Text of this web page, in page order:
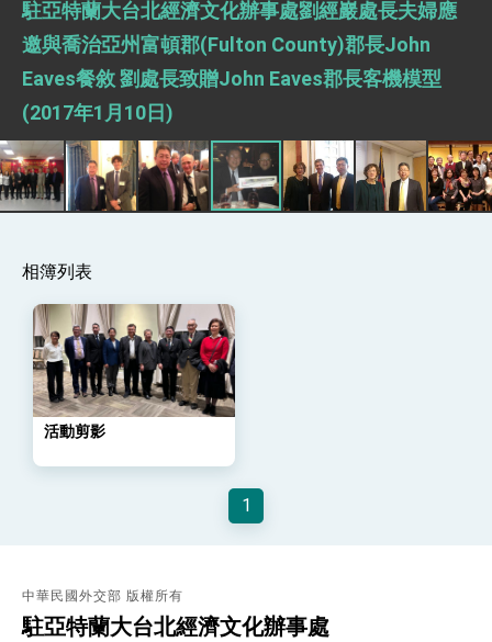
訪問團
外交部長林佳龍接見美國智庫「德國馬歇爾基金
會」訪問團一行，深化跨大西洋戰略夥伴關係
臺美經貿談判獲階段性成果 卓揆期勉爭取時間完
成「臺美對等貿易協定」簽署
利戰略地位 全力支持「臺美對等貿易協定」簽署
外交部與數位發展部攜手合作，整合台灣雄厚數
位實力，達成固邦榮邦目標
總統以「韌性之島，希望之光」為題發表2026新
年談話
總統主持「守護民主台灣國安行動方案」記者
會 強調以實力守護台海和平 以決心掌握國家
命運
變局中 奮起的新臺灣 總統發表國慶演說
賴總統就職演說影片
我國政府將在美國亞利桑納州設立「駐鳳凰城辦
事處」，進一步深化台美交流合作
駐亞特蘭大台北經濟文化辦事處劉經巖處長夫婦應
邀與喬治亞州富頓郡(Fulton County)郡長John
Eaves餐敘 劉處長致贈John Eaves郡長客機模型
(2017年1月10日)
相簿列表
活動剪影
1
中華民國外交部 版權所有
駐亞特蘭大台北經濟文化辦事處